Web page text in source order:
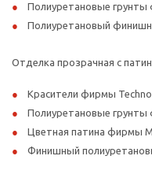
Полиуретановые грунты
Полиуретановый
Отделка прозрачная с
Красители фирмы
Полиуретановые грунты
Цветная патина фирмы
Финишный